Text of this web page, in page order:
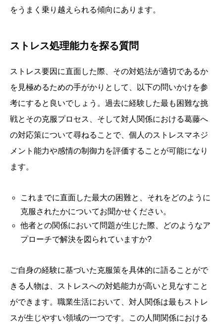
をうまく乗り越えられる傾向にあります。
ストレス処理能力を探る質問
ストレス要因に直面した際、その対処法が適切であるか
を見極めるための手がかりとして、以下の問いかけを参
考にすると良いでしょう。過去に経験した最も困難な挑
戦とその克服プロセス、そして対人関係における葛藤へ
の対応策について尋ねることで、個人のストレスマネジ
メント能力や感情の制御力を評価することが可能になり
ます。
これまでに直面した最大の困難と、それをどのように
克服されたかについてお聞かせください。
他者との関係において問題が生じた際、どのようなア
プローチで解決を図られていますか?
ご自身の経験に基づいた克服策を具体的に語ることがで
きる人物は、ストレスへの対処能力が高いと見なすこと
ができます。職業生活において、対人関係は最もストレ
スが生じやすい領域の一つです。この人間関係における